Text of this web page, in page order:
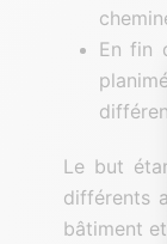
En fin
Le but
différents
bâtiment